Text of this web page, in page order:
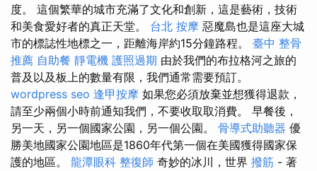
度。 這個繁華的城市充滿了文化和創新，這是藝術，技術
和美食愛好者的真正天堂。 台北 按摩 惡魔島也是這座大城
市的標誌性地標之一，距離海岸約15分鐘路程。 臺中 整骨
推薦 自助餐 靜電機 護照過期 由於我們的布拉格河之旅的
普及以及板上的數量有限，我們通常需要預訂。
wordpress seo 逢甲按摩 如果您必須放棄並想獲得退款，
請至少兩個小時前通知我們，不要收取取消費。 早餐後，
另一天，另一個國家公園，另一個公園。 骨導式助聽器 優
勝美地國家公園地區是1860年代第一個在美國獲得國家保
護的地區。 龍潭眼科 整復師 奇妙的冰川，世界 撥筋 - 著